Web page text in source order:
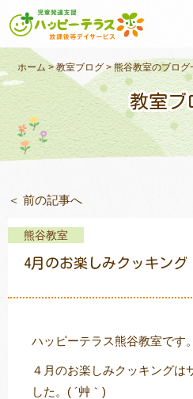
私たちについて
未就学のお子さま（
小学生〜高校生のお
支援事例
教室一覧
ホーム >教室ブログ>熊谷教室のブログ
教室ブ
＜ 前の記事へ
熊谷教室
4月のお楽しみクッキング
ハッピーテラス熊谷教室です。
４月のお楽しみクッキングは
した。( ´艸｀)